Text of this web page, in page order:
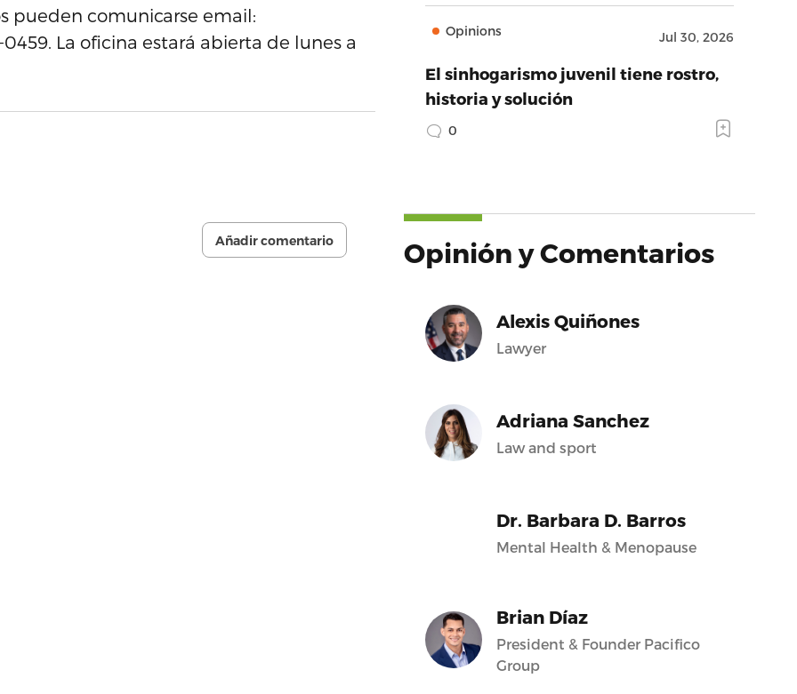
pueden comunicarse email:
La oficina estará abierta de lunes a
Añadir comentario
Opinions Jul 30, 2026
El sinhogarismo juvenil tiene rostro,
historia y solución
0
Opinión y Comentarios
Alexis Quiñones
Lawyer
Adriana Sanchez
Law and sport
Dr. Barbara D. Barros
Mental Health & Menopause
Brian Díaz
President & Founder Pacifico
Group